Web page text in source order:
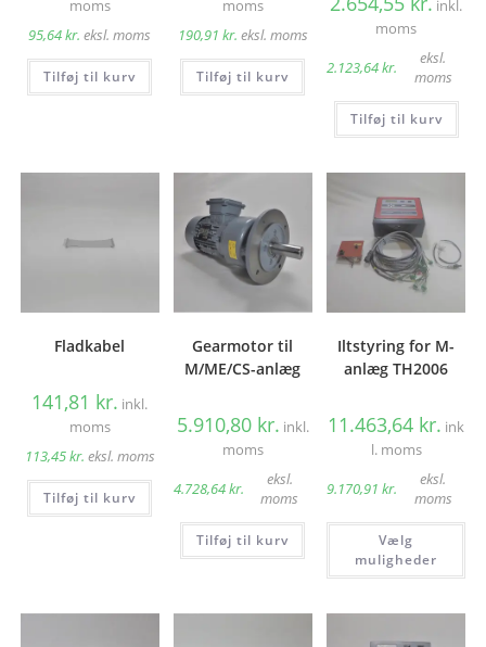
moms
95,64kr. eksl. moms
Tilføj til kurv
moms
190,91 kr. eksl. moms
Tilføj til kurv
inkl.
moms
2.123,64kr.
eksl.
moms
Tilføj til kurv
Fladkabel
141,81 kr. inkl.
moms
113,45kr. eksl. moms
Tilføj til kurv
Gearmotor til
M/ME/CS-anlæg
5.910,80 kr. inkl.
moms
4.728,64kr.
eksl.
moms
Tilføj til kurv
Iltstyring for M-
anlæg TH2006
11.463,64 kr. ink
l. moms
9.170,91 kr.
eksl.
moms
Vælg
muligheder